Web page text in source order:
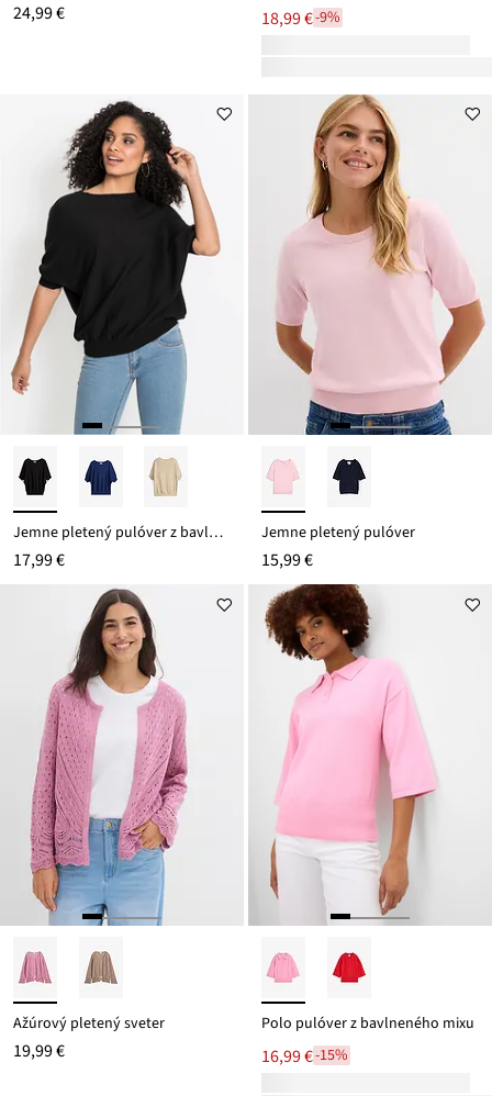
24,99 € 18,99 €-9%
Jemne pletený pulóver z bavlneného mixu
17,99 €
Jemne pletený pulóver
15,99 €
Ažúrový pletený sveter
19,99 €
Polo pulóver z bavlneného mixu
16,99 €-15%